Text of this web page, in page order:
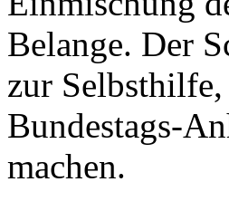
Belange. Der
zur
Bundestags-
machen.